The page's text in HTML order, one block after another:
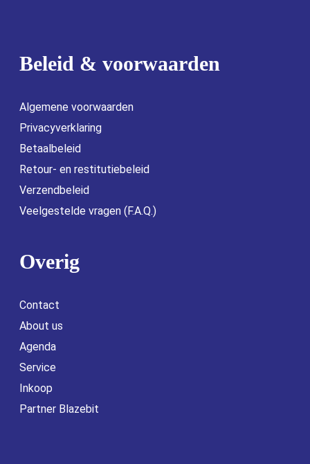
Beleid & voorwaarden
Algemene voorwaarden
Privacyverklaring
Betaalbeleid
Retour- en restitutiebeleid
Verzendbeleid
Veelgestelde vragen (F.A.Q.)
Overig
Contact
About us
Agenda
Service
Inkoop
Partner Blazebit